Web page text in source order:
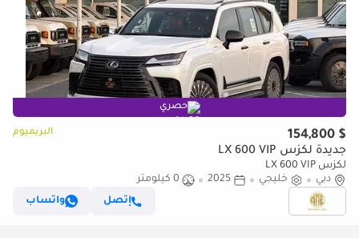
حصري
$ 154,800 البريميوم
جديدة لكزس LX 600 VIP
لكزس LX 600 VIP
دبي
خليجي 2025
0 كيلومتر
إتصل
واتساب